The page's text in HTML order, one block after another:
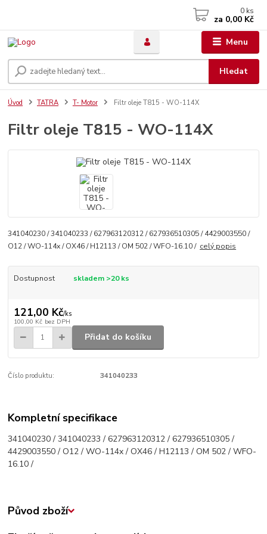
Menu
Hledat
0 ks
za 0,00 Kč
Úvod TATRA T- Motor Filtr oleje T815 - WO-114X
Filtr oleje T815 - WO-114X
341040230 / 341040233 / 627963120312 / 627936510305 / 4429003550 /
O12 / WO-114x / OX46 / H12113 / OM 502 / WFO-16.10 / celý popis
Dostupnost skladem >20 ks
121,00 Kč/ks
100,00 Kč bez DPH
Přidat do košíku
Číslo produktu: 341040233
Kompletní specifikace
341040230 / 341040233 / 627963120312 / 627936510305 /
4429003550 / O12 / WO-114x / OX46 / H12113 / OM 502 / WFO-
16.10 /
Původ zboží